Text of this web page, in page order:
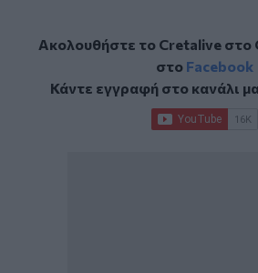
Ακολουθήστε το Cretalive στο
στο Facebook
Κάντε εγγραφή στο κανάλι